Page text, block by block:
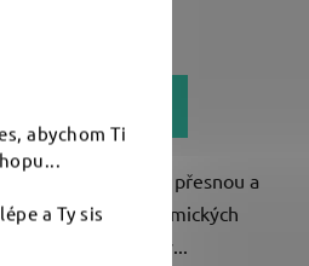
abychom Ti
a Ty sis
aplikátor pro přesnou a
aplikaci keramických
ochran na všechny...